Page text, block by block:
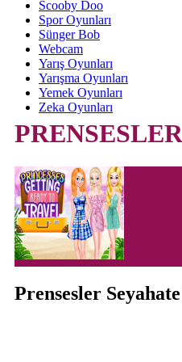
Scooby Doo
Spor Oyunları
Sünger Bob
Webcam
Yarış Oyunları
Yarışma Oyunları
Yemek Oyunları
Zeka Oyunları
Prensesler